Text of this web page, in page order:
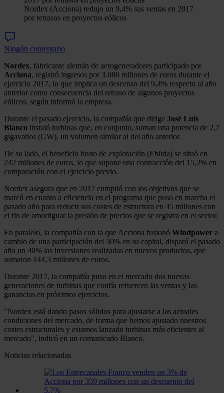
Nordex (Acciona) redujo un 9,4% sus ventas en 2017
por retrasos en proyectos eólicos
Ningún comentario
Nordex, fabricante alemán de aerogeneradores participado por
Acciona, registró ingresos por 3.080 millones de euros durante el
ejercicio 2017, lo que implica un descenso del 9,4% respecto al año
anterior como consecuencia del retraso de algunos proyectos
eólicos, según informó la empresa.
Durante el pasado ejercicio, la compañía que dirige José Luis
Blanco instaló turbinas que, en conjunto, suman una potencia de 2,7
gigavatios (GW), un volumen similar al del año anterior.
De su lado, el beneficio bruto de explotación (Ebitda) se situó en
242 millones de euros, lo que supone una contracción del 15,2% en
comparación con el ejercicio previo.
Nordex asegura que en 2017 cumplió con los objetivos que se
marcó en cuanto a eficiencia en el programa que puso en marcha el
pasado año para reducir sus costes de estructura en 45 millones con
el fin de amortiguar la presión de precios que se registra en el sector.
En paralelo, la compañía con la que Acciona fusionó Windpower a
cambio de una participación del 30% en su capital, disparó el pasado
año un 40% las inversiones realizadas en nuevos productos, que
sumaron 144,3 millones de euros.
Durante 2017, la compañía puso en el mercado dos nuevas
generaciones de turbinas que confía refuercen las ventas y las
ganancias en próximos ejercicios.
"Nordex está dando pasos sólidos para ajustarse a las actuales
condiciones del mercado, de forma que hemos ajustado nuestros
costes estructurales y estamos lanzado turbinas más eficientes al
mercado", indicó en un comunicado Blanco.
Noticias relacionadas